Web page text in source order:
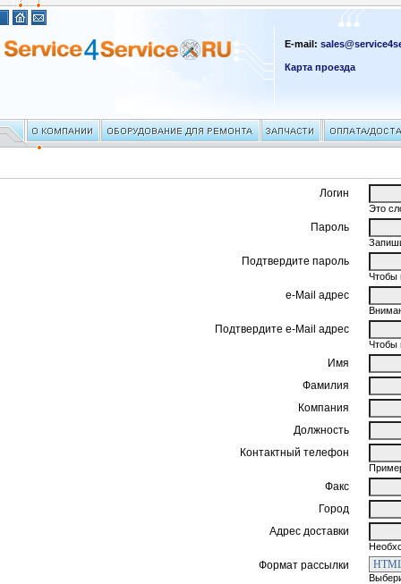
E-mail:
Карта проезда
Логин
Это
Пароль
Подтвердите пароль
Чтобы
e-Mail адрес
Подтвердите e-Mail адрес
Чтобы
Имя
Фамилия
Компания
Должность
Контактный телефон
Факс
Город
Адрес доставки
Формат рассылки